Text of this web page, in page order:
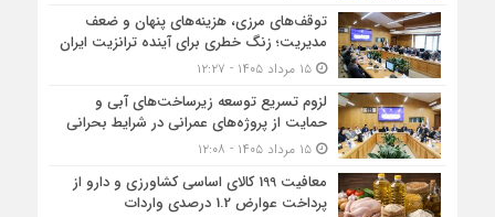
توقف‌های مرزی، هزینه‌های پنهان و ضعف
مدیریت؛ زنگ خطری برای آینده ترانزیت ایران
۱۵ مرداد ۱۴۰۵ - ۱۲:۲۷
لزوم تسریع توسعه زیرساخت‌های آبی و
حمایت از پروژه‌های عمرانی در شرایط بحرانی
۱۵ مرداد ۱۴۰۵ - ۱۲:۰۸
معافیت 199 کالای اساسی کشاورزی و دارو از
پرداخت عوارض 1.2 درصدی واردات